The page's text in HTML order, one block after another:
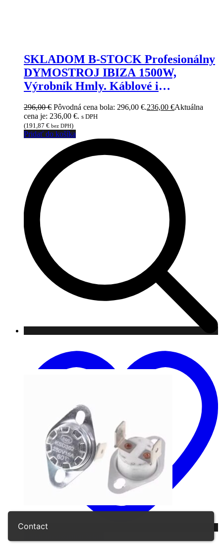
SKLADOM B-STOCK Profesionálny
DYMOSTROJ IBIZA 1500W,
Výrobník Hmly. Káblové i
296,00€ Pôvodná cena bola: 296,00 €.236,00 €Aktuálna
cena je: 236,00 €. s DPH
(191,87 € bez DPH)
Pridať do košíka
Contact